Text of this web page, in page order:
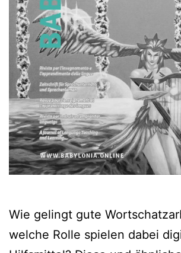
Wie gelingt gute
welche Rolle spielen dabei